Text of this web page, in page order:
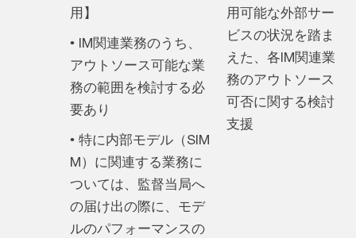
用】
• IM関連業務のうち、
アウトソース可能な業
務の範囲を検討する必
要あり
• 特に内部モデル（SIM
M）に関連する業務に
ついては、監督当局へ
の届け出の際に、モデ
ルのパフォーマンスの
用可能な外部サー
ビスの状況を踏ま
えた、各IM関連業
務のアウトソース
可否に関する検討
支援